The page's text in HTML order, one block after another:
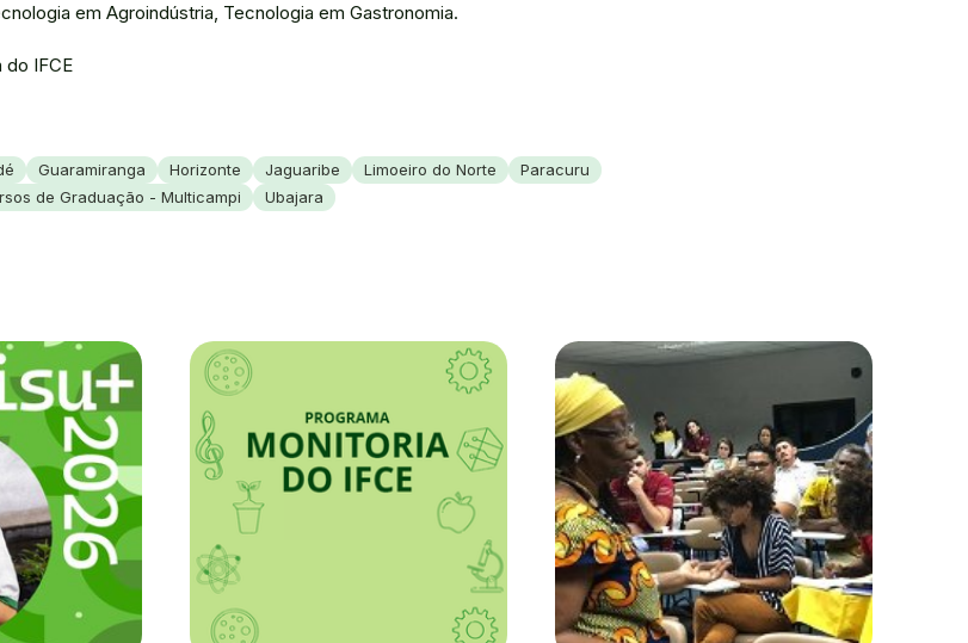
em Agroindústria, Tecnologia em Gastronomia.
do IFCE
Guaramiranga Horizonte Jaguaribe Limoeiro do Norte
Paracuru
de Graduação - Multicampi Ubajara